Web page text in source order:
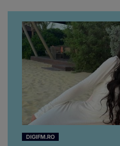
DIGIFM.RO